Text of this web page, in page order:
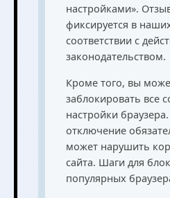
настройками».
фиксируется в
соответствии с
законодательством.
Кроме того, вы
заблокировать все
настройки
отключение
может нарушить
сайта. Шаги для
популярных